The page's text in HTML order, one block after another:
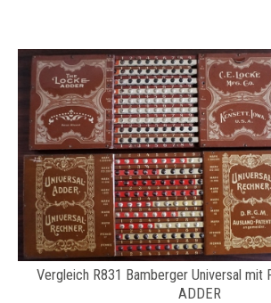
Vergleich R831 Bamberger Universal mit
ADDER